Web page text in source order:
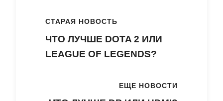
СТАРАЯ НОВОСТЬ
ЧТО ЛУЧШЕ DOTA 2 ИЛИ
LEAGUE OF LEGENDS?
ЕЩЕ НОВОСТИ